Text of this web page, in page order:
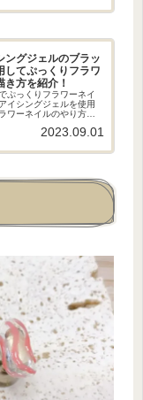
ングジェルのブラッ
してぷっくりフラワ
方を紹介！
ぷっくりフラワーネイ
イシングジェルを使用
ワーネイルのやり方を
可愛いお花のネイルデ
2023.09.01